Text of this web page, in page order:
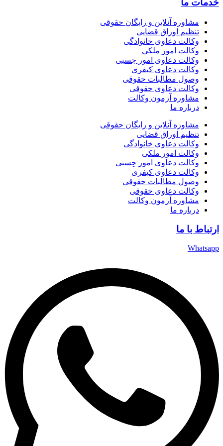
ما
مشاوره آنلاین و رایگان حقوقی
تنظیم اوراق قضایی
وکالت دعاوی خانوادگی
وکالت امور ملکی
وکالت دعاوی امور حِسبی
وکالت دعاوی کیفری
وصول مطالبات حقوقی
وکالت دعاوی حقوقی
مشاوره آزمون وکالت
درباره ما
مشاوره آنلاین و رایگان حقوقی
تنظیم اوراق قضایی
وکالت دعاوی خانوادگی
وکالت امور ملکی
وکالت دعاوی امور حِسبی
وکالت دعاوی کیفری
وصول مطالبات حقوقی
وکالت دعاوی حقوقی
مشاوره آزمون وکالت
درباره ما
با ما